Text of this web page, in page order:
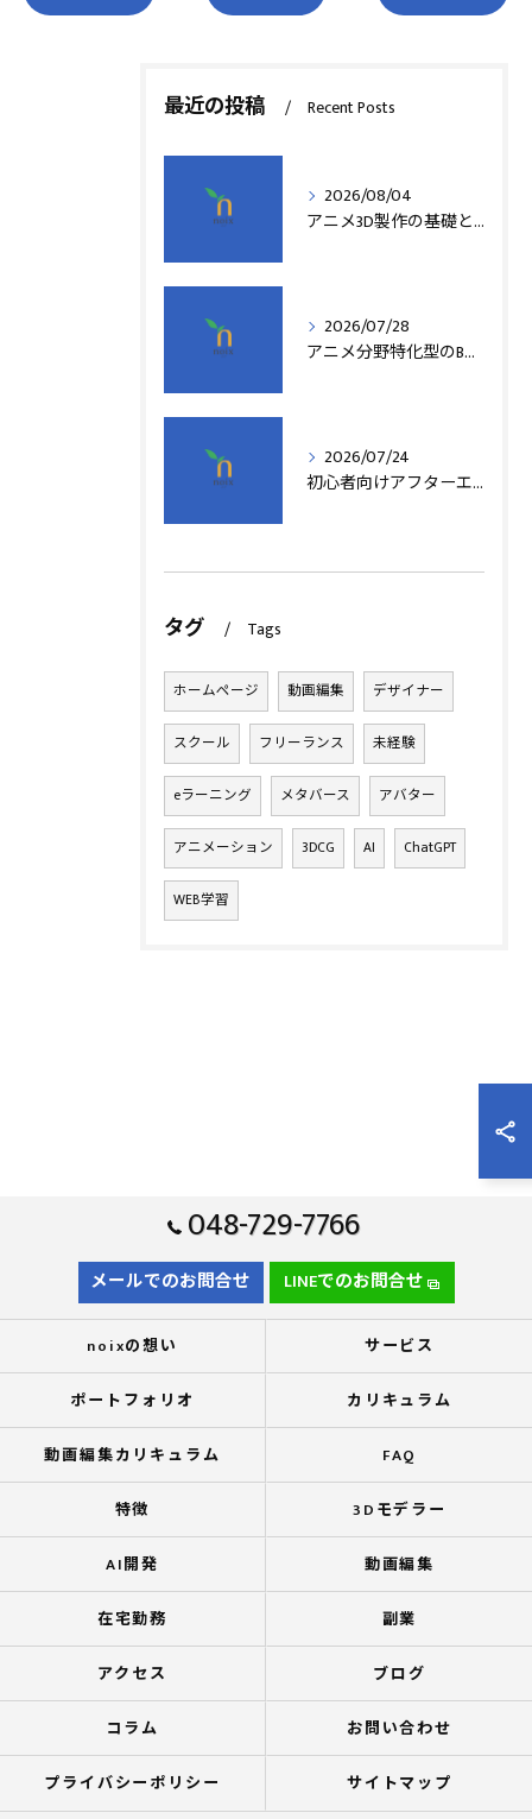
最近の投稿 Recent Posts
2026/08/04
アニメ3D製作の基礎と実践法
2026/07/28
アニメ分野特化型のB型事業所支援制度の詳細解説
2026/07/24
初心者向けアフターエフェクト動画編集の基本
タグ Tags
ホームページ 動画編集 デザイナー
スクール フリーランス 未経験
eラーニング メタバース アバター
アニメーション 3DCG AI ChatGPT
WEB学習
048-729-7766
メールでのお問合せ LINEでのお問合せ
noixの想い サービス
ポートフォリオ カリキュラム
動画編集カリキュラム FAQ
特徴 3Dモデラー
AI開発 動画編集
在宅勤務 副業
アクセス ブログ
コラム お問い合わせ
プライバシーポリシー サイトマップ